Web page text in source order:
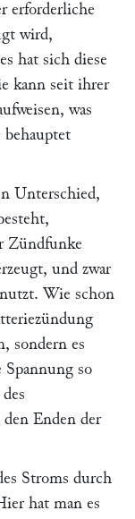
erforderliche
wird,
hat sich diese
kann seit ihrer
was
behauptet
Unterschied,
Zündfunke
und zwar
Wie schon
sondern es
so
Enden der
Stroms durch
hat man es